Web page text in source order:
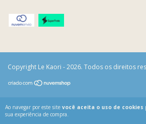
Ao navegar por este site você aceita o uso de cookies
sua experiência de compra.
Copyright Le Kaori - 2026. Todos os direitos